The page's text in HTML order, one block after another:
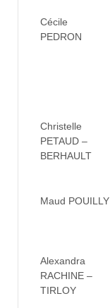
Cécile
PEDRON
Christelle
PETAUD –
BERHAULT
Maud POUILLY
Alexandra
RACHINE –
TIRLOY